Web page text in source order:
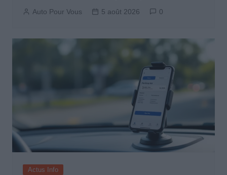
Auto Pour Vous 5 août 2026 0
Actus Info